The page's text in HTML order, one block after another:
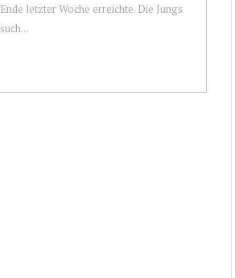
Ende letzter Woche erreichte. Die Jungs
such...